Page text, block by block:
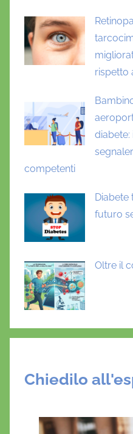
rispetto
diabete:
competenti
Diabete
futuro
Oltre il
Chiedilo